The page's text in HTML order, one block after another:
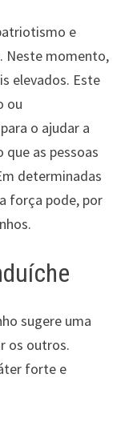
e
Neste momento,
elevados. Este
ou
o ajudar a
as pessoas
determinadas
força pode, por
sugere uma
os outros.
forte e